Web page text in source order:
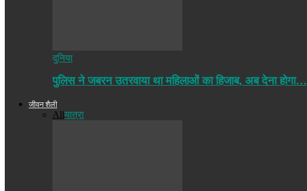
दुनिया
पुलिस ने जबरन उतरवाया था महिलाओं का हिजाब, अब देना होगा…
जीवन शैली
Allयात्रा